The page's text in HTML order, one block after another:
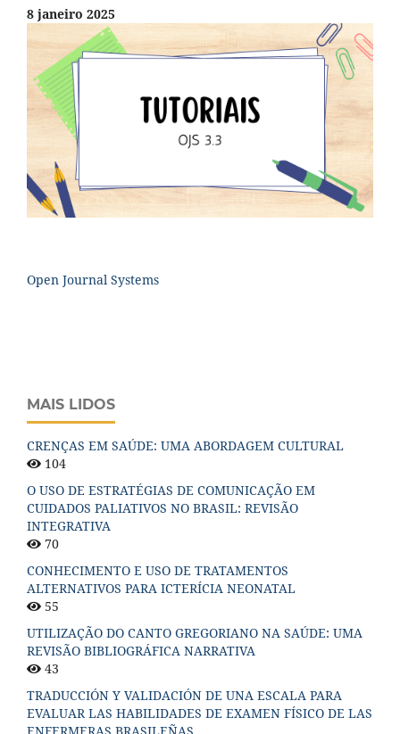
8 janeiro 2025
Open Journal Systems
MAIS LIDOS
CRENÇAS EM SAÚDE: UMA ABORDAGEM CULTURAL
104
O USO DE ESTRATÉGIAS DE COMUNICAÇÃO EM
CUIDADOS PALIATIVOS NO BRASIL: REVISÃO
INTEGRATIVA
70
CONHECIMENTO E USO DE TRATAMENTOS
ALTERNATIVOS PARA ICTERÍCIA NEONATAL
55
UTILIZAÇÃO DO CANTO GREGORIANO NA SAÚDE: UMA
REVISÃO BIBLIOGRÁFICA NARRATIVA
43
TRADUCCIÓN Y VALIDACIÓN DE UNA ESCALA PARA
EVALUAR LAS HABILIDADES DE EXAMEN FÍSICO DE LAS
ENFERMERAS BRASILEÑAS